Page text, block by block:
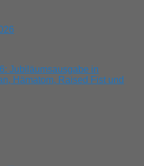
Jubiläumsausgabe in
Hämatom, Raised Fist und